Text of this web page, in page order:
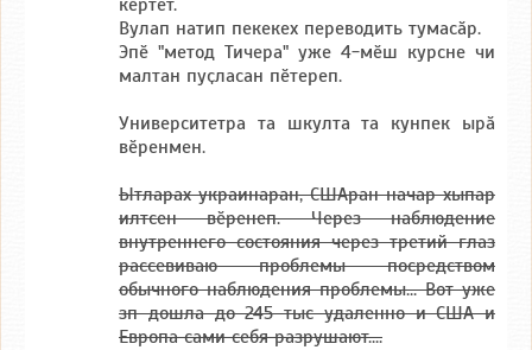
Вулап натип пекекех переводить тумасӑр.
Эпӗ "метод Тичера" уже 4-мӗш курсне чи
малтан пуҫласан пӗтереп.
Университетра та шкулта та кунпек ырӑ
вӗренмен.
Ытларах украинаран, СШАран начар хыпар
илтсен вӗренеп. Через наблюдение
внутреннего состояния через третий глаз
рассевиваю проблемы посредством
обычного наблюдения проблемы... Вот уже
зп дошла до 245 тыс удаленно и США и
Европа сами себя разрушают....